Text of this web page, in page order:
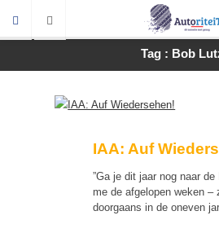
Tag : Bob
IAA: Auf
”Ga je dit jaar nog naar de
me de afgelopen weken –
doorgaans in de oneven